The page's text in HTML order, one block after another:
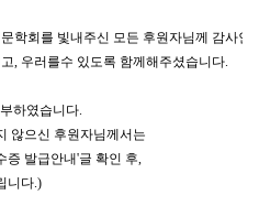
학회를 빛내주신 모든 후원자님께 감사인
, 우러를수 있도록 함께해주셨습니다.
하였습니다.
않으신 후원자님께서는
증 발급안내'글 확인 후,
니다.)